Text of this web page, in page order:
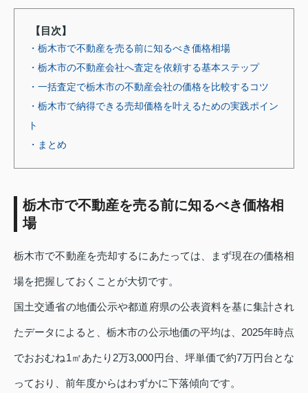
【目次】
・栃木市で不動産を売る前に知るべき価格相場
・栃木市の不動産会社へ査定を依頼する基本ステップ
・一括査定で栃木市の不動産会社の価格を比較するコツ
・栃木市で納得できる売却価格を叶えるための実践ポイン
ト
・まとめ
栃木市で不動産を売る前に知るべき価格相
場
栃木市で不動産を売却するにあたっては、まず現在の価格相
場を把握しておくことが大切です。
国土交通省の地価公示や都道府県の公表資料を基に集計され
たデータによると、栃木市の公示地価の平均は、2025年時点
でおおむね1㎡あたり2万3,000円台、坪単価で約7万円台とな
っており、前年度からはわずかに下落傾向です。